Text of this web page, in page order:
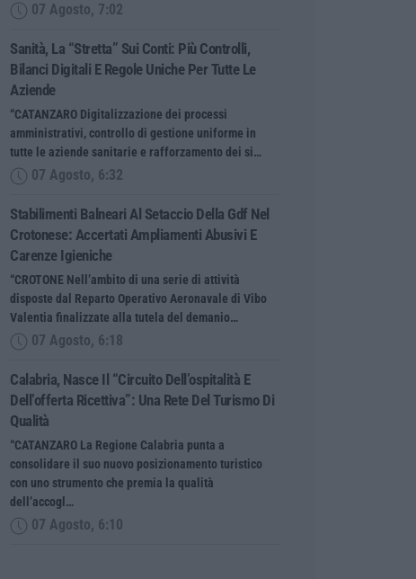
07 Agosto, 7:02
Sanità, La “stretta” Sui Conti: Più Controlli,
Bilanci Digitali E Regole Uniche Per Tutte Le
Aziende
“CATANZARO Digitalizzazione dei processi
amministrativi, controllo di gestione uniforme in
tutte le aziende sanitarie e rafforzamento dei si…
07 Agosto, 6:32
Stabilimenti Balneari Al Setaccio Della Gdf Nel
Crotonese: Accertati Ampliamenti Abusivi E
Carenze Igieniche
“CROTONE Nell’ambito di una serie di attività
disposte dal Reparto Operativo Aeronavale di Vibo
Valentia finalizzate alla tutela del demanio…
07 Agosto, 6:18
Calabria, Nasce Il “Circuito Dell’ospitalità E
Dell’offerta Ricettiva”: Una Rete Del Turismo Di
Qualità
“CATANZARO La Regione Calabria punta a
consolidare il suo nuovo posizionamento turistico
con uno strumento che premia la qualità
dell’accogl…
07 Agosto, 6:10